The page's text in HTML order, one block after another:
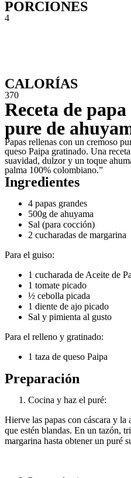
PORCIONES
4
CALORÍAS
370
Receta de
pure de
Papas rellenas con un cremoso
queso Paipa gratinado. Una
suavidad, dulzor y un toque
palma 100% colombiano.”
Ingredientes
4 papas grandes
500g de ahuyama
Sal (para cocción)
2 cucharadas de margarina
Para el guiso:
1 cucharada de Aceite de
1 tomate picado
½ cebolla picada
1 diente de ajo picado
Sal y pimienta al gusto
Para el relleno y gratinado:
1 taza de queso Paipa
Preparación
Cocina y haz el puré:
Hierve las papas con cáscara y la
que estén blandas. En un tazón,
margarina hasta obtener un puré